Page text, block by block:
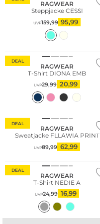
RAGWEAR
Steppjacke CESSI
UVP159,99 95,99
DEAL
RAGWEAR
T-Shirt DIONA EMB
UVP29,99 20,99
DEAL
RAGWEAR
Sweatjacke FLLAWIA PRINT
UVP89,99 62,99
DEAL
RAGWEAR
T-Shirt NEDIE A
UVP24,99 16,99